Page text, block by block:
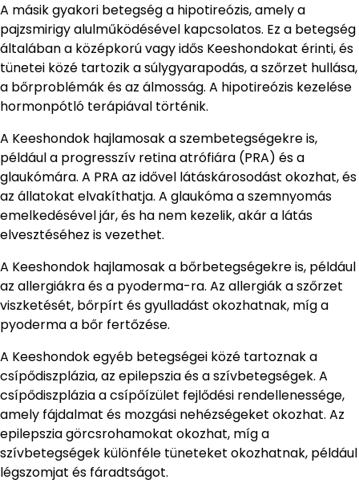
A másik gyakori betegség a hipotireózis, amely a
pajzsmirigy alulműködésével kapcsolatos. Ez a betegség
általában a középkorú vagy idős Keeshondokat érinti, és
tünetei közé tartozik a súlygyarapodás, a szőrzet hullása,
a bőrproblémák és az álmosság. A hipotireózis kezelése
hormonpótló terápiával történik.
A Keeshondok hajlamosak a szembetegségekre is,
például a progresszív retina atrófiára (PRA) és a
glaukómára. A PRA az idővel látáskárosodást okozhat, és
az állatokat elvakíthatja. A glaukóma a szemnyomás
emelkedésével jár, és ha nem kezelik, akár a látás
elvesztéséhez is vezethet.
A Keeshondok hajlamosak a bőrbetegségekre is, például
az allergiákra és a pyoderma-ra. Az allergiák a szőrzet
viszketését, bőrpírt és gyulladást okozhatnak, míg a
pyoderma a bőr fertőzése.
A Keeshondok egyéb betegségei közé tartoznak a
csípődiszplázia, az epilepszia és a szívbetegségek. A
csípődiszplázia a csípőízület fejlődési rendellenessége,
amely fájdalmat és mozgási nehézségeket okozhat. Az
epilepszia görcsrohamokat okozhat, míg a
szívbetegségek különféle tüneteket okozhatnak, például
légszomjat és fáradtságot.